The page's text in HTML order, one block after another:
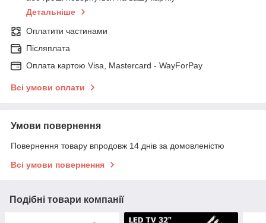
Детальніше
Оплатити частинами
Післяплата
Оплата картою Visa, Mastercard - WayForPay
Всі умови оплати
Умови повернення
Повернення товару впродовж 14 днів за домовленістю
Всі умови повернення
Подібні товари компанії